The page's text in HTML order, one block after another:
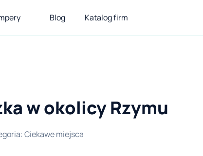
Blog Katalog firm
w okolicy Rzymu
: Ciekawe miejsca